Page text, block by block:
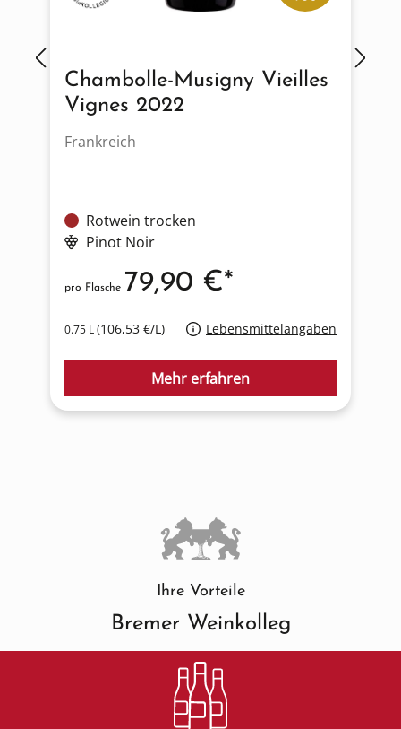
Chambolle-Musigny Vieilles
Vignes 2022
Frankreich
Rotwein trocken
Pinot Noir
0.75 L(106,53 €/L) Lebensmittelangaben
pro Flasche 79,90 €*
Mehr erfahren
Ihre Vorteile
Bremer Weinkolleg